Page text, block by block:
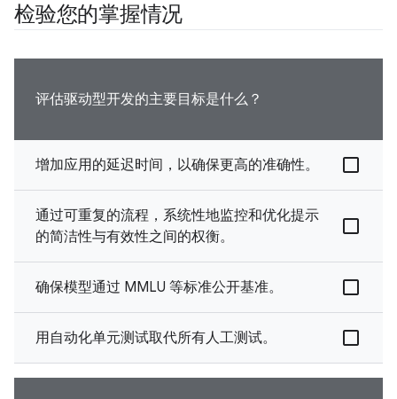
检验您的掌握情况
评估驱动型开发的主要目标是什么？
增加应用的延迟时间，以确保更高的准确性。
通过可重复的流程，系统性地监控和优化提示
的简洁性与有效性之间的权衡。
确保模型通过 MMLU 等标准公开基准。
用自动化单元测试取代所有人工测试。